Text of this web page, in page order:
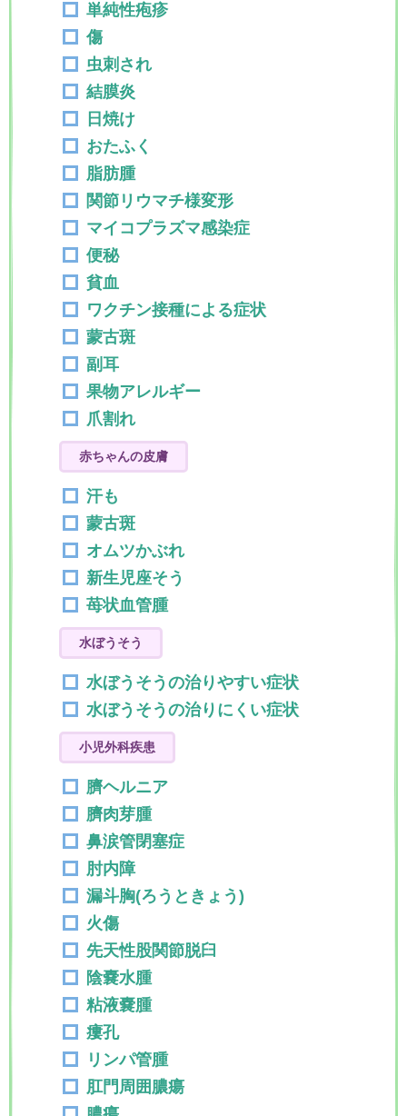
単純性疱疹
傷
虫刺され
結膜炎
日焼け
おたふく
脂肪腫
関節リウマチ様変形
マイコプラズマ感染症
便秘
貧血
ワクチン接種による症状
蒙古斑
副耳
果物アレルギー
爪割れ
赤ちゃんの皮膚
汗も
蒙古斑
オムツかぶれ
新生児座そう
苺状血管腫
水ぼうそう
水ぼうそうの治りやすい症状
水ぼうそうの治りにくい症状
小児外科疾患
臍ヘルニア
臍肉芽腫
鼻涙管閉塞症
肘内障
漏斗胸(ろうときょう)
火傷
先天性股関節脱臼
陰嚢水腫
粘液嚢腫
瘻孔
リンパ管腫
肛門周囲膿瘍